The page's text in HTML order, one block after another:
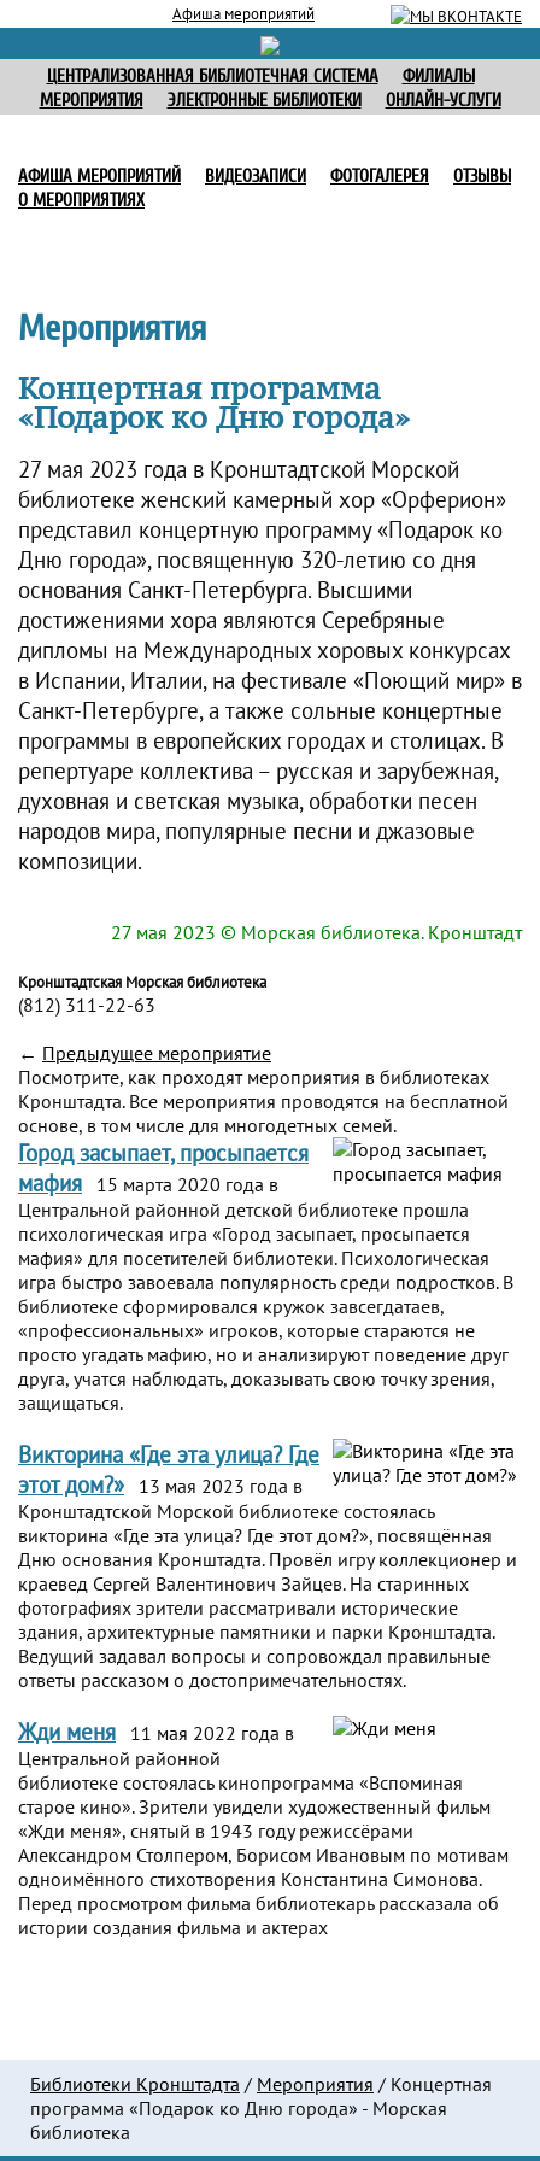
Афиша мероприятий
ЦЕНТРАЛИЗОВАННАЯ БИБЛИОТЕЧНАЯ СИСТЕМА
ФИЛИАЛЫ
МЕРОПРИЯТИЯ
ЭЛЕКТРОННЫЕ БИБЛИОТЕКИ ОНЛАЙН-УСЛУГИ
АФИША МЕРОПРИЯТИЙ ВИДЕОЗАПИСИ ФОТОГАЛЕРЕЯ
ОТЗЫВЫ
О МЕРОПРИЯТИЯХ
Мероприятия
Концертная программа
«Подарок ко Дню города»
27 мая 2023 года в Кронштадтской Морской
библиотеке женский камерный хор «Орферион»
представил концертную программу «Подарок ко
Дню города», посвященную 320-летию со дня
основания Санкт-Петербурга. Высшими
достижениями хора являются Серебряные
дипломы на Международных хоровых конкурсах
в Испании, Италии, на фестивале «Поющий мир» в
Санкт-Петербурге, а также сольные концертные
программы в европейских городах и столицах. В
репертуаре коллектива – русская и зарубежная,
духовная и светская музыка, обработки песен
народов мира, популярные песни и джазовые
композиции.
27 мая 2023 © Морская библиотека. Кронштадт
Кронштадтская Морская библиотека
(812) 311-22-63
← Предыдущее мероприятие
Посмотрите, как проходят мероприятия в библиотеках
Кронштадта. Все мероприятия проводятся на бесплатной
основе, в том числе для многодетных семей.
Город засыпает, просыпается
мафия
15 марта 2020 года в
Центральной районной детской библиотеке прошла
психологическая игра «Город засыпает, просыпается
мафия» для посетителей библиотеки. Психологическая
игра быстро завоевала популярность среди подростков. В
библиотеке сформировался кружок завсегдатаев,
«профессиональных» игроков, которые стараются не
просто угадать мафию, но и анализируют поведение друг
друга, учатся наблюдать, доказывать свою точку зрения,
защищаться.
Викторина «Где эта улица? Где
этот дом?»
13 мая 2023 года в
Кронштадтской Морской библиотеке состоялась
викторина «Где эта улица? Где этот дом?», посвящённая
Дню основания Кронштадта. Провёл игру коллекционер и
краевед Сергей Валентинович Зайцев. На старинных
фотографиях зрители рассматривали исторические
здания, архитектурные памятники и парки Кронштадта.
Ведущий задавал вопросы и сопровождал правильные
ответы рассказом о достопримечательностях.
Жди меня
11 мая 2022 года в
Центральной районной
библиотеке состоялась кинопрограмма «Вспоминая
старое кино». Зрители увидели художественный фильм
«Жди меня», снятый в 1943 году режиссёрами
Александром Столпером, Борисом Ивановым по мотивам
одноимённого стихотворения Константина Симонова.
Перед просмотром фильма библиотекарь рассказала об
истории создания фильма и актерах
Библиотеки Кронштадта / Мероприятия / Концертная
программа «Подарок ко Дню города» - Морская
библиотека